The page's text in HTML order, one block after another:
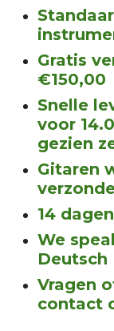
Gratis
€150,00
Snelle
voor
gezien
Gitaren
14
We
Deutsch
Vragen
contact